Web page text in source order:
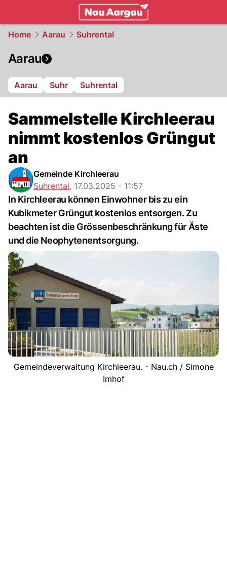
Home Aarau Suhrental
Aarau
Aarau Suhr Suhrental
Sammelstelle Kirchleerau
nimmt kostenlos Grüngut
an
Gemeinde Kirchleerau
Suhrental, 17.03.2025 - 11:57
In Kirchleerau können Einwohner bis zu ein
Kubikmeter Grüngut kostenlos entsorgen. Zu
beachten ist die Grössenbeschränkung für Äste
und die Neophytenentsorgung.
Gemeindeverwaltung Kirchleerau. - Nau.ch / Simone
Imhof